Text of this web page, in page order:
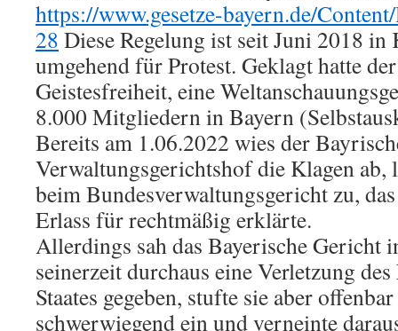
https://www.gesetze-bayern.de/
28 Diese Regelung ist seit Juni 2018
umgehend für Protest. Geklagt hatte
Geistesfreiheit, eine
8.000 Mitgliedern in Bayern
Bereits am 1.06.2022 wies der
Verwaltungsgerichtshof die Klagen ab,
beim Bundesverwaltungsgericht zu,
Erlass für rechtmäßig erklärte.
Allerdings sah das Bayerische Gericht
seinerzeit durchaus eine Verletzung
Staates gegeben, stufte sie aber
schwerwiegend ein und verneinte